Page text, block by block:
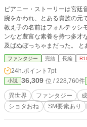
ピアニー・ストーリーは宮廷
腕をかわれ、とある貴族の元
教え子の名前はフォルテッシ
ンなど豊富な素養を持つ多才
及ばぬぼっちゃまだった。 とある日ピアニーは下宿先で法外なピアノ使用料を
請求され借金を背負う羽目に
が風俗だった。 初夜。知らぬ
教師先のぼっちゃまが現れたのだった。 エロ有りはX-rated
ご注意ください。 登場人物 ピアニー・ストーリー 田舎生まれ田舎育ちのピアニ
スト。宮廷音楽家を夢見て都
大家に騙されて借金を背負わ
ち。世間知らずな一面あり。性格は控え
ファンタジー 完結 長編
24h.ポイント 7pt
小説 36,309 位 / 228,760件
異世界 ファンタジー
ショタおね
SM要素あり